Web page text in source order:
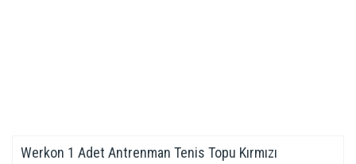
Werkon 1 Adet Antrenman Tenis Topu Kırmızı